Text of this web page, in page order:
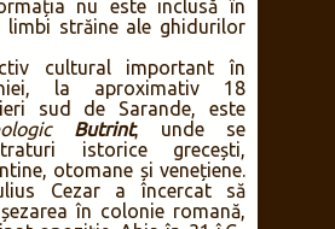
nu este inclusă în
limbi străine ale ghidurilor
cultural important în
la aproximativ 18
sud de Sarande, este
Butrint, unde se
istorice grecești,
otomane și venețiene.
Cezar a încercat să
în colonie romană,